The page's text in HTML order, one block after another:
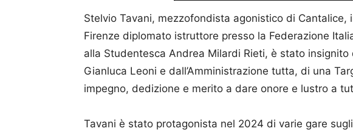
Stelvio Tavani, mezzofondista agonistico di Cantalice,
Firenze diplomato istruttore presso la Federazione
alla Studentesca Andrea Milardi Rieti, è stato
Gianluca Leoni e dall’Amministrazione tutta, di una
impegno, dedizione e merito a dare onore e lustro a
Tavani è stato protagonista nel 2024 di varie gare